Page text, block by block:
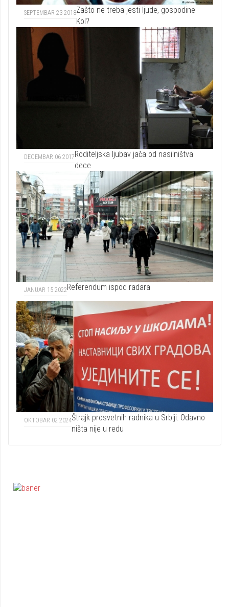
SEPTEMBAR 23 2018Zašto ne treba jesti ljude, gospodine
Kol?
DECEMBAR 06 2017Roditeljska ljubav jača od nasilništva
dece
JANUAR 15 2022Referendum ispod radara
OKTOBAR 02 2024Štrajk prosvetnih radnika u Srbiji: Odavno
ništa nije u redu